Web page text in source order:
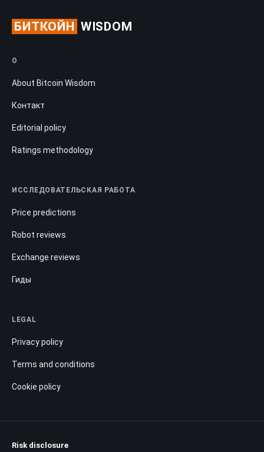
БИТКОЙН WISDOM
О
About Bitcoin Wisdom
Контакт
Editorial policy
Ratings methodology
ИССЛЕДОВАТЕЛЬСКАЯ РАБОТА
Price predictions
Robot reviews
Exchange reviews
Гиды
LEGAL
Privacy policy
Terms and conditions
Cookie policy
Risk disclosure